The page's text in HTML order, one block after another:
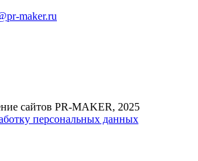
maker.ru
сайтов PR-MAKER, 2025
персональных данных